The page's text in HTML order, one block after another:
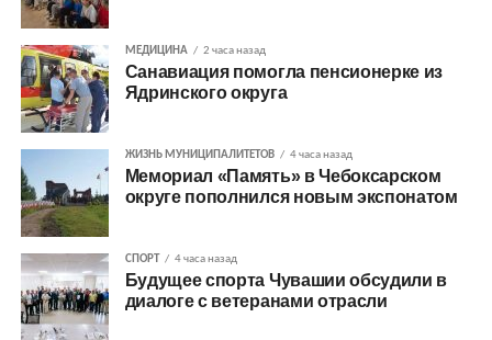
МЕДИЦИНА 2 часа назад
Санавиация помогла пенсионерке из
Ядринского округа
ЖИЗНЬ МУНИЦИПАЛИТЕТОВ 4 часа назад
Мемориал «Память» в Чебоксарском
округе пополнился новым экспонатом
СПОРТ 4 часа назад
Будущее спорта Чувашии обсудили в
диалоге с ветеранами отрасли